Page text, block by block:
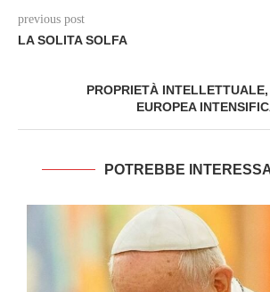
previous post
LA SOLITA SOLFA
PROPRIETÀ
EUROPEA
POTREBBE